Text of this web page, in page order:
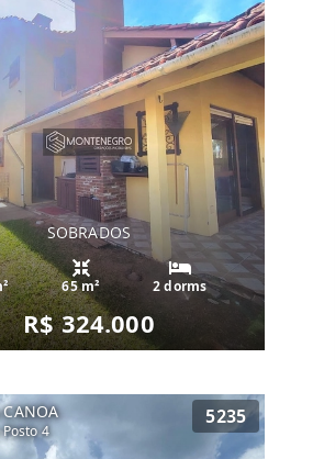
SOBRADOS
65 m² 2 dorms
R$ 324.000
CANOA
4
5235